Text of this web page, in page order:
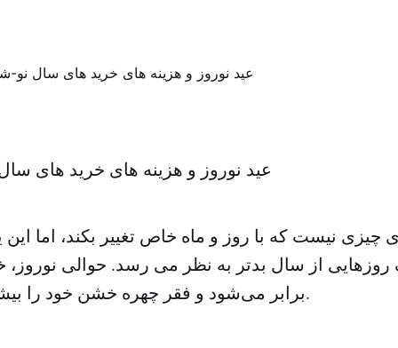
عید نوروز و هزینه های خرید های
چیزی نیست که با روز و ماه خاص تغییر بکند، اما
روزهایی از سال بدتر به نظر می رسد. حوالی
برابر می‌شود و فقر چهره خشن خود را بیشتر نشان می‌دهد.